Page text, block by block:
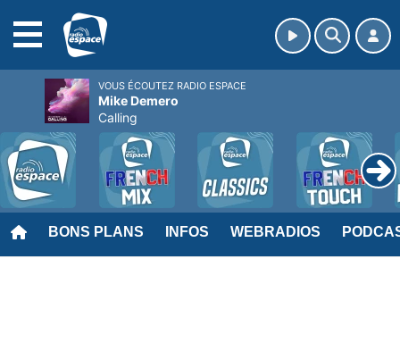
BONS PLANS INFOS WEBRADIOS
VOUS ÉCOUTEZ RADIO ESPACE
Mike Demero
Calling